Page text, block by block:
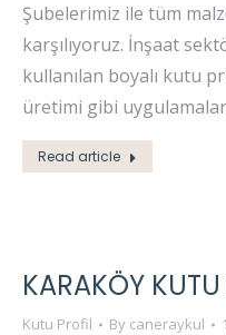
Şubelerimiz ile tüm
karşılıyoruz. İnşaat
kullanılan boyalı kutu
üretimi gibi
Read article
KARAKÖY KUTU
Kutu Profil By caneraykul